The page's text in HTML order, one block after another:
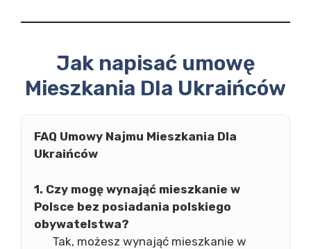
Jak napisać umowę
Mieszkania Dla Ukraińców
FAQ Umowy Najmu Mieszkania Dla
Ukraińców
1. Czy mogę wynająć mieszkanie w
Polsce bez posiadania polskiego
obywatelstwa?
Tak, możesz wynająć mieszkanie w